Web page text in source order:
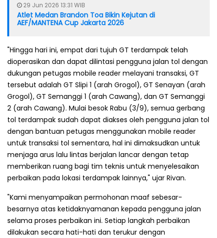
29 Jun 2026 13:31 WIB
Atlet Medan Brandon Toa Bikin Kejutan di
AEF/MANTENA Cup Jakarta 2026
"Hingga hari ini, empat dari tujuh GT terdampak telah
dioperasikan dan dapat dilintasi pengguna jalan tol dengan
dukungan petugas mobile reader melayani transaksi, GT
tersebut adalah GT Slipi 1 (arah Grogol), GT Senayan (arah
Grogol), GT Semanggi 1 (arah Cawang), dan GT Semanggi
2 (arah Cawang). Mulai besok Rabu (3/9), semua gerbang
tol terdampak sudah dapat diakses oleh pengguna jalan tol
dengan bantuan petugas menggunakan mobile reader
untuk transaksi tol sementara, hal ini dimaksudkan untuk
menjaga arus lalu lintas berjalan lancar dengan tetap
memberikan ruang bagi tim teknis untuk menyelesaikan
perbaikan pada lokasi terdampak lainnya," ujar Rivan.
"Kami menyampaikan permohonan maaf sebesar-
besarnya atas ketidaknyamanan kepada pengguna jalan
selama proses perbaikan ini. Setiap langkah perbaikan
dilakukan secara hati-hati dan terukur dengan